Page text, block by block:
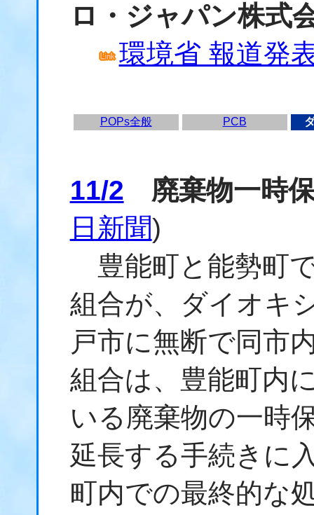
ロ・ジャパン株式
環境省 報道発
POPs全般 PCB
11/2 廃棄物一時
日新聞)
豊能町と能勢町
組合が、ダイオキ
戸市に無断で同市
組合は、豊能町内
いる廃棄物の一時
延長する手続きに
町内での最終的な